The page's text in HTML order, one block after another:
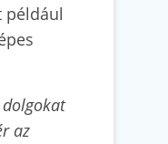
például
az